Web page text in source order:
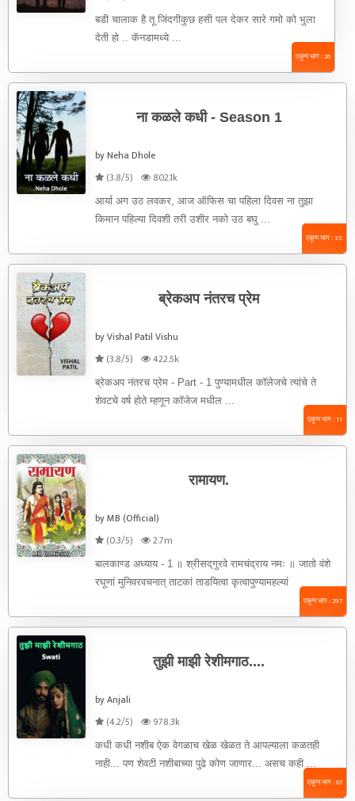
बडी चालाक है तू जिंदगीकुछ हसी पल देकर सारे गमो को भुला
देती हो .. कॅनडामध्ये ...
एकूण भाग : 26
ना कळले कधी - Season 1
by Neha Dhole
(3.8/5)
802.1k
आर्या अग उठ लवकर, आज ऑफिस चा पहिला दिवस ना तुझा
किमान पहिल्या दिवशी तरी उशीर नको उठ बघु ...
एकूण भाग : 35
ब्रेकअप नंतरच प्रेम
by Vishal Patil Vishu
(3.8/5)
422.5k
ब्रेकअप नंतरच प्रेम - Part - 1 पुण्यामधील कॉलेजचे त्यांचे ते
शेवटचे वर्ष होते म्हणून कॉजेज मधील ...
एकूण भाग : 11
रामायण.
by MB (Official)
(0.3/5)
2.7m
बालकाण्ड अध्याय - 1 ॥ श्रीसद्‌गुरवे रामचंद्राय नमः ॥ जातो वंशे
रघूणां मुनिवरवचनात् ताटकां ताडयित्वा कृत्वापुण्यामहल्यां
पितुरटविमगात् नाशयित्वा च वालिं बध्वाब्धिं ...
एकूण भाग : 297
तुझी माझी रेशीमगाठ....
by Anjali
(4.2/5)
978.3k
कधी कधी नशीब ऐक वेगळाच खेळ खेळत ते आपल्याला कळतही
नाही... पण शेवटी नशीबाच्या पुढे कोण जाणार... असच कही ...
एकूण भाग : 67